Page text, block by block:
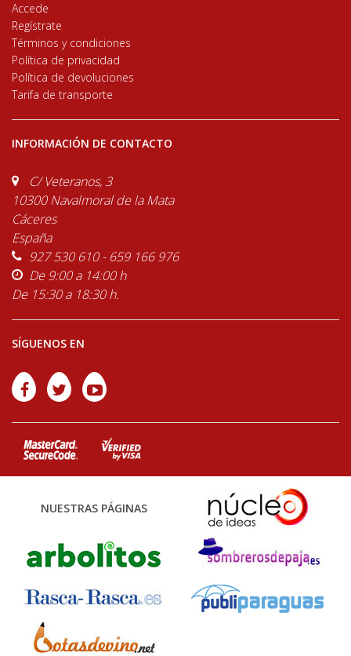
Accede
Regístrate
Términos y condiciones
Política de privacidad
Política de devoluciones
Tarifa de transporte
INFORMACIÓN DE CONTACTO
C/ Veteranos, 3
10300 Navalmoral de la Mata
Cáceres
España
927 530 610 - 659 166 976
De 9:00 a 14:00 h
De 15:30 a 18:30 h.
SÍGUENOS EN
NUESTRAS PÁGINAS